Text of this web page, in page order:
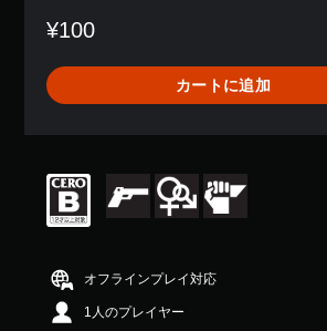
は
8
、
平
は
段
中
の
¥100
カートに追加
オフラインプレイ対応
1人のプレイヤー